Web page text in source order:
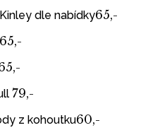
dle nabídky65,-
65,-
79,-
z kohoutku60,-